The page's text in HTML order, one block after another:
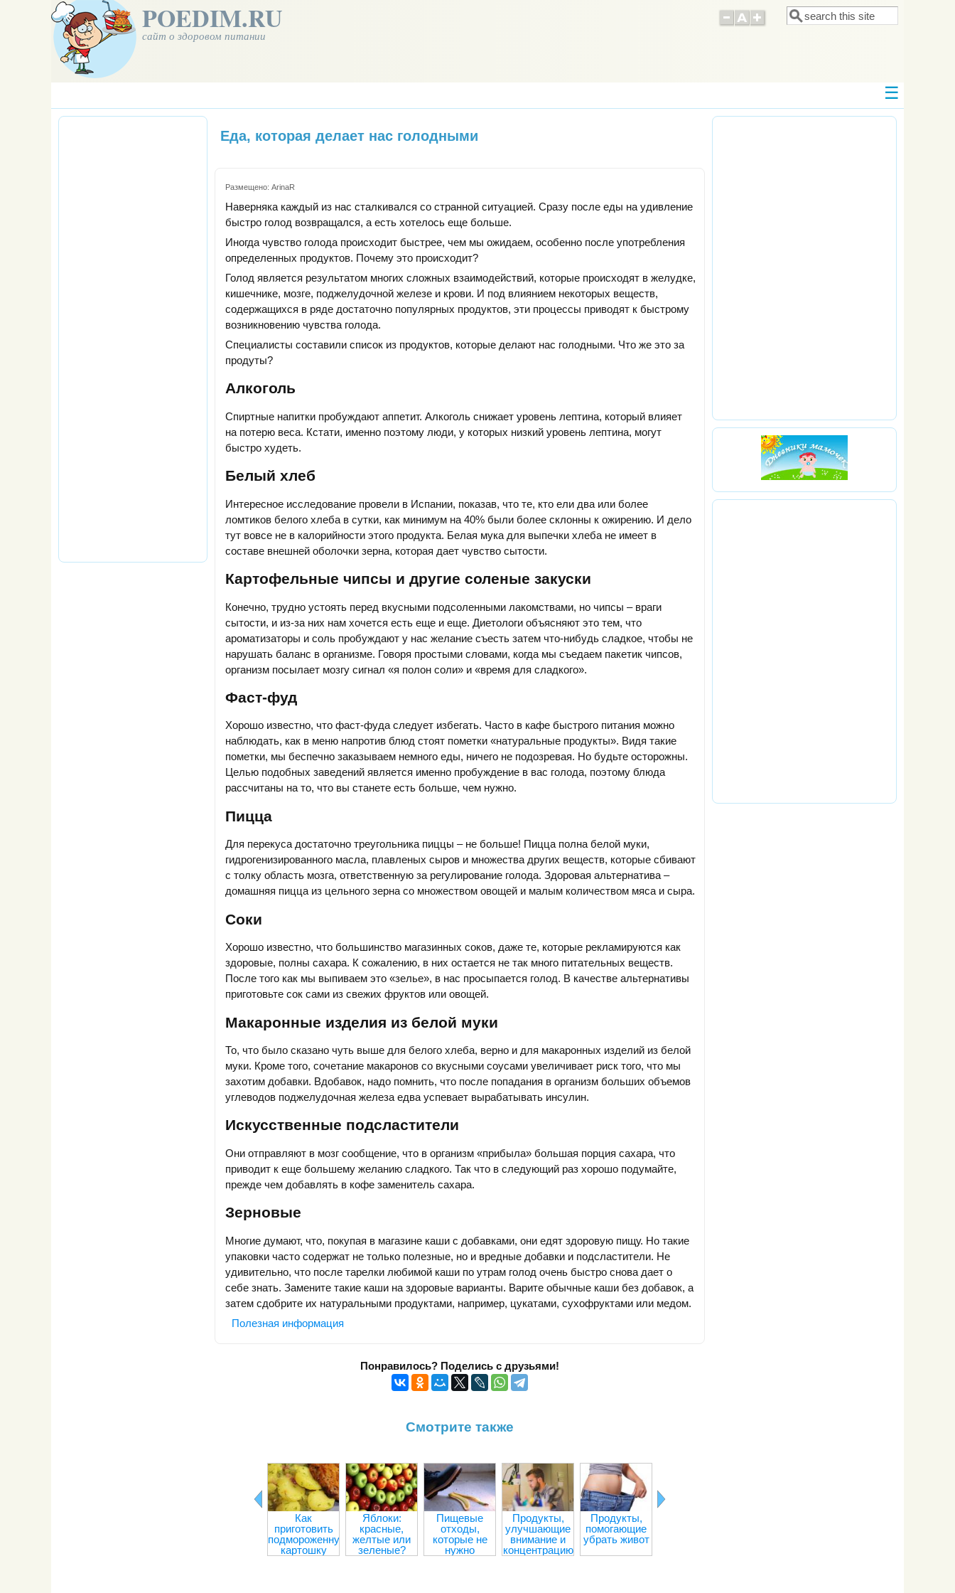
POEDIM.RU
сайт о здоровом питании
Форма поиска
Поиск
Еда, которая делает нас голодными
Размещено: ArinaR
Наверняка каждый из нас сталкивался со странной ситуацией. Сразу после еды на удивление
быстро голод возвращался, а есть хотелось еще больше.
Иногда чувство голода происходит быстрее, чем мы ожидаем, особенно после употребления
определенных продуктов. Почему это происходит?
Голод является результатом многих сложных взаимодействий, которые происходят в желудке,
кишечнике, мозге, поджелудочной железе и крови. И под влиянием некоторых веществ,
содержащихся в ряде достаточно популярных продуктов, эти процессы приводят к быстрому
возникновению чувства голода.
Специалисты составили список из продуктов, которые делают нас голодными. Что же это за
продуты?
Алкоголь
Спиртные напитки пробуждают аппетит. Алкоголь снижает уровень лептина, который влияет
на потерю веса. Кстати, именно поэтому люди, у которых низкий уровень лептина, могут
быстро худеть.
Белый хлеб
Интересное исследование провели в Испании, показав, что те, кто ели два или более
ломтиков белого хлеба в сутки, как минимум на 40% были более склонны к ожирению. И дело
тут вовсе не в калорийности этого продукта. Белая мука для выпечки хлеба не имеет в
составе внешней оболочки зерна, которая дает чувство сытости.
Картофельные чипсы и другие соленые закуски
Конечно, трудно устоять перед вкусными подсоленными лакомствами, но чипсы – враги
сытости, и из-за них нам хочется есть еще и еще. Диетологи объясняют это тем, что
ароматизаторы и соль пробуждают у нас желание съесть затем что-нибудь сладкое, чтобы не
нарушать баланс в организме. Говоря простыми словами, когда мы съедаем пакетик чипсов,
организм посылает мозгу сигнал «я полон соли» и «время для сладкого».
Фаст-фуд
Хорошо известно, что фаст-фуда следует избегать. Часто в кафе быстрого питания можно
наблюдать, как в меню напротив блюд стоят пометки «натуральные продукты». Видя такие
пометки, мы беспечно заказываем немного еды, ничего не подозревая. Но будьте осторожны.
Целью подобных заведений является именно пробуждение в вас голода, поэтому блюда
рассчитаны на то, что вы станете есть больше, чем нужно.
Пицца
Для перекуса достаточно треугольника пиццы – не больше! Пицца полна белой муки,
гидрогенизированного масла, плавленых сыров и множества других веществ, которые сбивают
с толку область мозга, ответственную за регулирование голода. Здоровая альтернатива –
домашняя пицца из цельного зерна со множеством овощей и малым количеством мяса и сыра.
Соки
Хорошо известно, что большинство магазинных соков, даже те, которые рекламируются как
здоровые, полны сахара. К сожалению, в них остается не так много питательных веществ.
После того как мы выпиваем это «зелье», в нас просыпается голод. В качестве альтернативы
приготовьте сок сами из свежих фруктов или овощей.
Макаронные изделия из белой муки
То, что было сказано чуть выше для белого хлеба, верно и для макаронных изделий из белой
муки. Кроме того, сочетание макаронов со вкусными соусами увеличивает риск того, что мы
захотим добавки. Вдобавок, надо помнить, что после попадания в организм больших объемов
углеводов поджелудочная железа едва успевает вырабатывать инсулин.
Искусственные подсластители
Они отправляют в мозг сообщение, что в организм «прибыла» большая порция сахара, что
приводит к еще большему желанию сладкого. Так что в следующий раз хорошо подумайте,
прежде чем добавлять в кофе заменитель сахара.
Зерновые
Многие думают, что, покупая в магазине каши с добавками, они едят здоровую пищу. Но такие
упаковки часто содержат не только полезные, но и вредные добавки и подсластители. Не
удивительно, что после тарелки любимой каши по утрам голод очень быстро снова дает о
себе знать. Замените такие каши на здоровые варианты. Варите обычные каши без добавок, а
затем сдобрите их натуральными продуктами, например, цукатами, сухофруктами или медом.
Полезная информация
Понравилось? Поделись с друзьями!
Смотрите также
Как
приготовить
подмороженную
картошку
Яблоки:
красные,
желтые или
зеленые?
Пищевые
отходы,
которые не
нужно
Продукты,
улучшающие
внимание и
концентрацию
Продукты,
помогающие
убрать живот